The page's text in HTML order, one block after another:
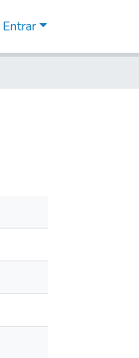
Entrar